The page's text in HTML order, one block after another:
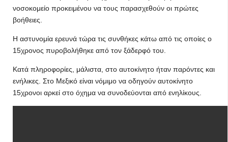
νοσοκομείο προκειμένου να τους παρασχεθούν οι πρώτες
βοήθειες.
Η αστυνομία ερευνά τώρα τις συνθήκες κάτω από τις οποίες ο
15χρονος πυροβολήθηκε από τον ξάδερφό του.
Κατά πληροφορίες, μάλιστα, στο αυτοκίνητο ήταν παρόντες και
ενήλικες. Στο Μεξικό είναι νόμιμο να οδηγούν αυτοκίνητο
15χρονοι αρκεί στο όχημα να συνοδεύονται από ενηλίκους.